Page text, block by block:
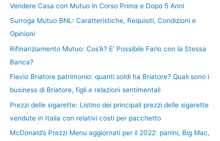
Vendere Casa con Mutuo in Corso Prima e Dopo 5 Anni
Surroga Mutuo BNL: Caratteristiche, Requisiti, Condizioni e
Opinioni
Rifinanziamento Mutuo: Cos’è? E’ Possibile Farlo con la Stessa
Banca?
Flavio Briatore patrimonio: quanti soldi ha Briatore? Quali sono i
business di Briatore, figli e relazioni sentimentali
Prezzi delle sigarette: Listino dei principali prezzi delle sigarette
vendute in Italia con relativi costi per pacchetto
McDonald’s Prezzi Menu aggiornati per il 2022: panini, Big Mac,